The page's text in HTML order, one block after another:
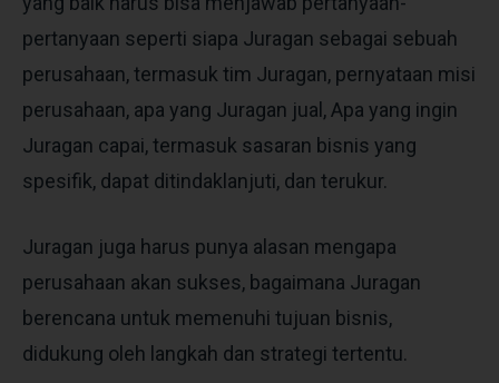
pertanyaan seperti siapa Juragan sebagai sebuah
perusahaan, termasuk tim Juragan, pernyataan misi
perusahaan, apa yang Juragan jual, Apa yang ingin
Juragan capai, termasuk sasaran bisnis yang
spesifik, dapat ditindaklanjuti, dan terukur.
Juragan juga harus punya alasan mengapa
perusahaan akan sukses, bagaimana Juragan
berencana untuk memenuhi tujuan bisnis,
didukung oleh langkah dan strategi tertentu.